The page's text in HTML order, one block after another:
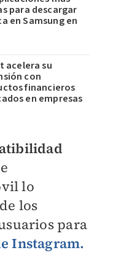
para descargar
en Samsung en
acelera su
con
financieros
en empresas
lo
los
para
Instagram.